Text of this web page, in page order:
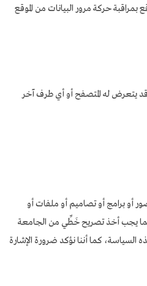
بمراقبة حركة مرور البيانات من الموقع
قد يتعرض له المتصفح أو أي طرف آخر
أو برامج أو تصاميم أو ملفات أو
كما يجب أخذ تصريح خَطِّي من الجامعة
كما أننا نؤكد ضرورة الإشارة